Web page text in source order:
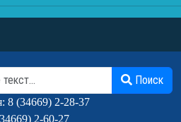
Поиск
8 (34669) 2-28-37
2-60-27